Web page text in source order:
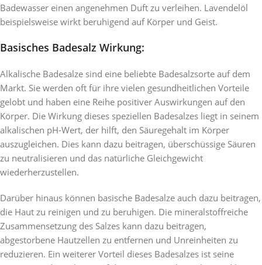
Badewasser einen angenehmen Duft zu verleihen. Lavendelöl
beispielsweise wirkt beruhigend auf Körper und Geist.
Basisches Badesalz Wirkung:
Alkalische Badesalze sind eine beliebte Badesalzsorte auf dem
Markt. Sie werden oft für ihre vielen gesundheitlichen Vorteile
gelobt und haben eine Reihe positiver Auswirkungen auf den
Körper. Die Wirkung dieses speziellen Badesalzes liegt in seinem
alkalischen pH-Wert, der hilft, den Säuregehalt im Körper
auszugleichen. Dies kann dazu beitragen, überschüssige Säuren
zu neutralisieren und das natürliche Gleichgewicht
wiederherzustellen.
Darüber hinaus können basische Badesalze auch dazu beitragen,
die Haut zu reinigen und zu beruhigen. Die mineralstoffreiche
Zusammensetzung des Salzes kann dazu beitragen,
abgestorbene Hautzellen zu entfernen und Unreinheiten zu
reduzieren. Ein weiterer Vorteil dieses Badesalzes ist seine